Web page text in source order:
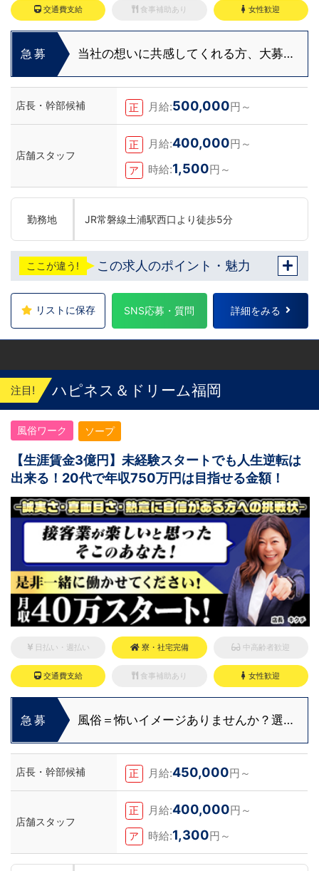
交通費支給 食事補助あり 女性歓迎
急募
当社の想いに共感してくれる方、大募
店長・幹部候補 正 月給:500,000円～
店舗スタッフ
正 月給:400,000円～
ア 時給:1,500円～
勤務地 JR常磐線土浦駅西口より徒歩5分
ここが違う! この求人のポイント・魅力
リストに保存 SNS応募・質問 詳細をみる
注目! ハピネス＆ドリーム福岡
風俗ワーク ソープ
【生涯賃金3億円】未経験スタートでも人生逆転は
出来る！20代で年収750万円は目指せる金額！
日払い・週払い 寮・社宅完備 中高齢者歓迎
交通費支給 食事補助あり 女性歓迎
急募
風俗＝怖いイメージありませんか？選ぶ
店長・幹部候補 正 月給:450,000円～
店舗スタッフ
正 月給:400,000円～
ア 時給:1,300円～